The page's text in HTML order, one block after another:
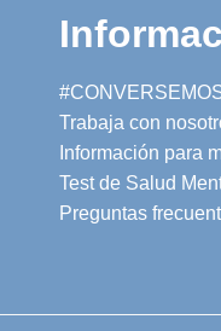
Trabaja con
Información para
Test de Salud
Preguntas